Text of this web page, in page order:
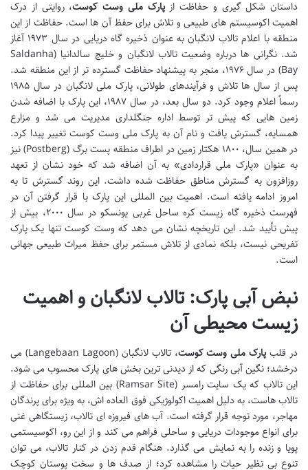
داستان شکل گیری و حفاظت ازپارک ملی وست کوست، روایتی از درک
اهمیت اکوسیستم های طبیعی و تلاش برای حفظ آن ها است. حفاظت از این
منطقه با اعلام تالاب لانگبان به عنوان ذخیره گاه دریایی در سال ۱۹۷۳ آغاز
شد. نگرانی ها درباره وضعیت تالاب لانگبان و خلیج سالدانیا (Saldanha
Bay) در سال ۱۹۷۶، منجر به پیشنهاد حفاظت گسترده تر از این منطقه شد.
پس از سال ها تلاش و فرآیندهای طولانی، پارک ملی لانگبان در سال ۱۹۸۵
رسماً اعلام وجود کرد. دو سال بعد، در سال ۱۹۸۷، این پارک با اضافه شدن
زمین هایی که پیش تر توسط اداره جنگلداری مدیریت می شد و مزارع
همسایه، گسترش یافت و نام آن به پارک ملی وست کوست تغییر پیدا کرد.
در همین سال، ۱۸۰۰ هکتار زمین در اطراف منطقه پست برگ (Postberg) نیز
به عنوان «پارک ملی قراردادی» به آن اضافه شد که خود نشان از تعهد
روزافزون به گسترش مناطق حفاظت شده داشت. این روند گسترش تا به
امروز ادامه یافته است. اهمیت بین المللی این پارک با قرار گرفتن آن در
فهرست ذخیره گاه زیست کره ساحل غربی یونسکو در سال ۲۰۰۰، بیش از
پیش تأیید شد. این تاریخچه نشان می دهد که وست کوست تنها یک پارک
تفریحی نیست، بلکه نمادی از تلاش مستمر برای حفظ میراث طبیعی جهانی
است.
نبض آبی پارک: تالاب لانگبان و اهمیت
زیست محیطی آن
در قلب پارک ملی وست کوست
، تالاب لانگبان (Langebaan Lagoon) می
درخشد؛ نگین آبی رنگی که از دیدنی ترین بخش های پارک محسوب می شود.
این تالاب که یک سایت رامسر (Ramsar Site) بین المللی برای حفاظت از
تالاب هاست، به دلیل اهمیت اکولوژیکی فوق العاده اش، به ویژه برای پرندگان
مهاجر، مورد توجه قرار گرفته است. آب های فیروزه ای تالاب، زیستگاهی غنی
برای انواع موجودات دریایی و ساحلی فراهم می کند و از این رو، اکوسیستمی
پویا و زنده را به نمایش می گذارد. هنگام قدم زدن در کنار تالاب، می توان
تنوع بی نظیر حیات را مشاهده کرد؛ از صدف ها و سخت پوستان کوچک